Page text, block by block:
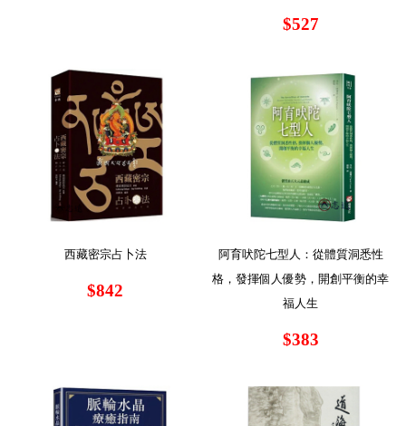
$527
西藏密宗占卜法
$842
阿育吠陀七型人：從體質洞悉性
格，發揮個人優勢，開創平衡的幸
福人生
$383